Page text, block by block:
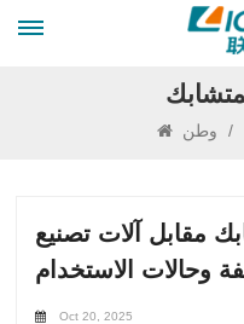
/
مقابل آلات تصنيع
وحالات الاستخدام
Oct 20, 2025